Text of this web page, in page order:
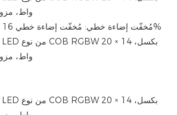
مُخفّت إضاءة خطي: ​​مُخفّت إضاءة خطي 16 بت، من 0% إلى 100%